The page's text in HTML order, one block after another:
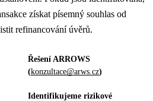
získat písemný souhlas od
refinancování úvěrů.
Řešení ARROWS
(konzultace@arws.cz)
Identifikujeme rizikové